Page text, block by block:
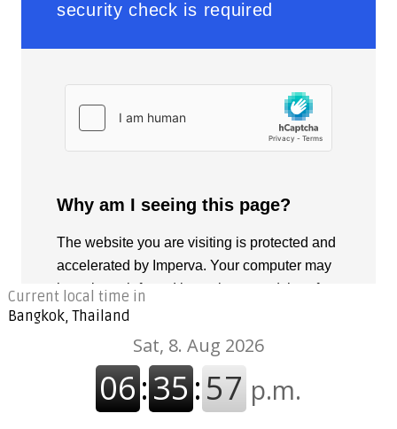
Current local time in
Bangkok, Thailand